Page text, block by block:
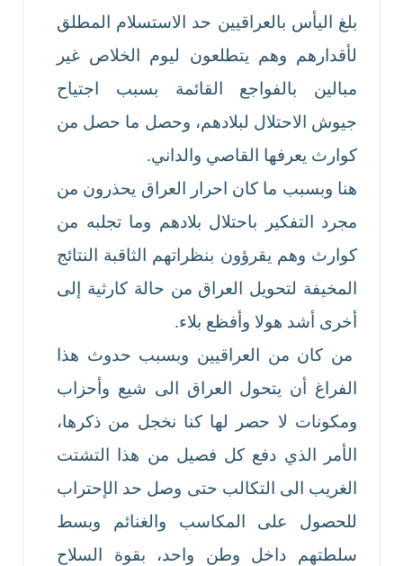
بلغ اليأس بالعراقيين حد الاستسلام المطلق
لأقدارهم وهم يتطلعون ليوم الخلاص غير
مبالين بالفواجع القائمة بسبب اجتياح
جيوش الاحتلال لبلادهم، وحصل ما حصل من
كوارث يعرفها القاصي والداني.
هنا وبسبب ما كان احرار العراق يحذرون من
مجرد التفكير باحتلال بلادهم وما تجلبه من
كوارث وهم يقرؤون بنظراتهم الثاقبة النتائج
المخيفة لتحويل العراق من حالة كارثية إلى
أخرى أشد هولا وأفظع بلاء.
من كان من العراقيين وبسبب حدوث هذا
الفراغ أن يتحول العراق الى شيع وأحزاب
ومكونات لا حصر لها كنا نخجل من ذكرها،
الأمر الذي دفع كل فصيل من هذا التشتت
الغريب الى التكالب حتى وصل حد الإحتراب
للحصول على المكاسب والغنائم وبسط
سلطتهم داخل وطن واحد، بقوة السلاح